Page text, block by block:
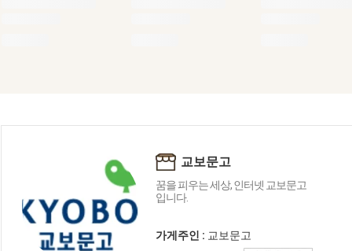
교보문고
꿈을 피우는 세상, 인터넷 교보문고
입니다.
가게주인 : 교보문고